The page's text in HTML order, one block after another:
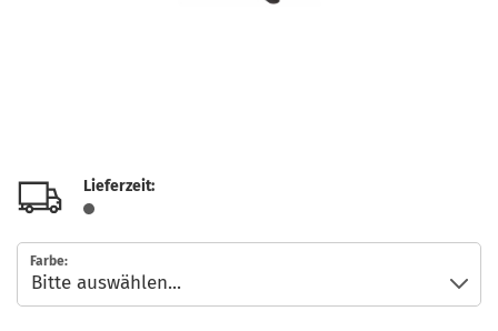
Lieferzeit:
Farbe: